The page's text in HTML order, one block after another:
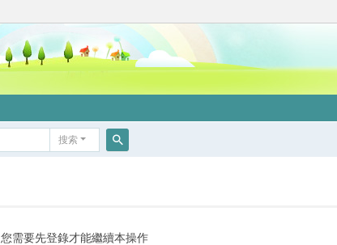
搜索
您需要先登錄才能繼續本操作